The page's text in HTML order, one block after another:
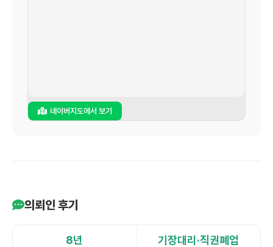
네이버지도에서 보기
의뢰인 후기
8년 기장대리·직권폐업